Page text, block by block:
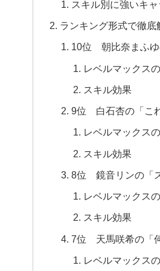
スキル別に強いキ
ランキング形式で徹底
10位 朝比奈まふゆ
レベルマックス
スキル効果
9位 白石杏の「こ
レベルマックス
スキル効果
8位 鏡音リンの「
レベルマックス
スキル効果
7位 天馬咲希の「
レベルマックス